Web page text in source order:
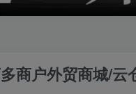
商户外贸商城/